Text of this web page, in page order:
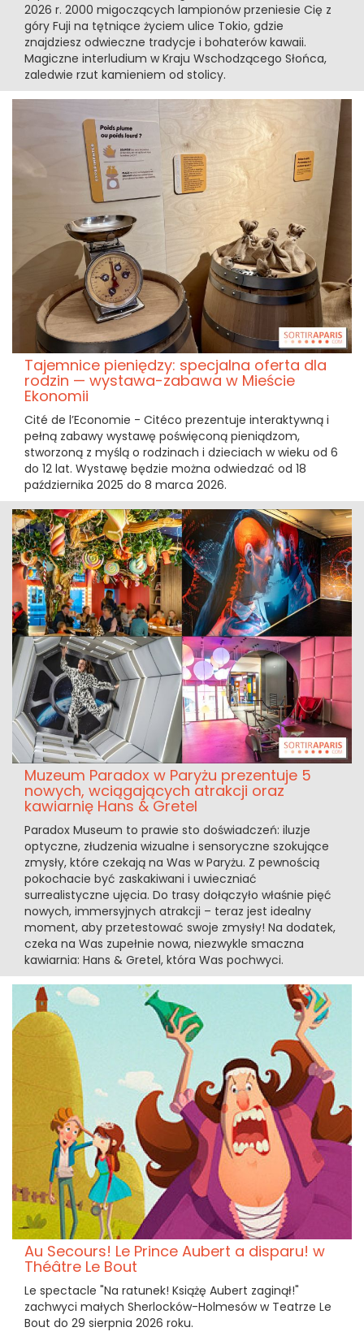
2026 r. 2000 migoczących lampionów przeniesie Cię z
góry Fuji na tętniące życiem ulice Tokio, gdzie
znajdziesz odwieczne tradycje i bohaterów kawaii.
Magiczne interludium w Kraju Wschodzącego Słońca,
zaledwie rzut kamieniem od stolicy.
Tajemnice pieniędzy: specjalna oferta dla
rodzin — wystawa-zabawa w Mieście
Ekonomii
Cité de l’Economie - Citéco prezentuje interaktywną i
pełną zabawy wystawę poświęconą pieniądzom,
stworzoną z myślą o rodzinach i dzieciach w wieku od 6
do 12 lat. Wystawę będzie można odwiedzać od 18
października 2025 do 8 marca 2026.
Muzeum Paradox w Paryżu prezentuje 5
nowych, wciągających atrakcji oraz
kawiarnię Hans & Gretel
Paradox Museum to prawie sto doświadczeń: iluzje
optyczne, złudzenia wizualne i sensoryczne szokujące
zmysły, które czekają na Was w Paryżu. Z pewnością
pokochacie być zaskakiwani i uwieczniać
surrealistyczne ujęcia. Do trasy dołączyło właśnie pięć
nowych, immersyjnych atrakcji – teraz jest idealny
moment, aby przetestować swoje zmysły! Na dodatek,
czeka na Was zupełnie nowa, niezwykle smaczna
kawiarnia: Hans & Gretel, która Was pochwyci.
Au Secours! Le Prince Aubert a disparu! w
Théâtre Le Bout
Le spectacle "Na ratunek! Książę Aubert zaginął!"
zachwyci małych Sherlocków-Holmesów w Teatrze Le
Bout do 29 sierpnia 2026 roku.